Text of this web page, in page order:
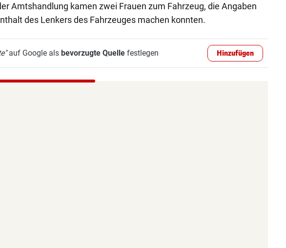
Amtshandlung kamen zwei Frauen zum Fahrzeug, die Angaben
des Lenkers des Fahrzeuges machen konnten.
auf Google als bevorzugte Quellefestlegen Hinzufügen